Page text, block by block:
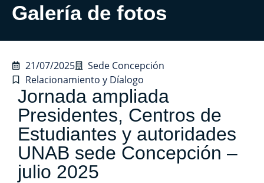
Galería de fotos
21/07/2025
Sede Concepción
Relacionamiento y Díalogo
Jornada ampliada
Presidentes, Centros de
Estudiantes y autoridades
UNAB sede Concepción –
julio 2025